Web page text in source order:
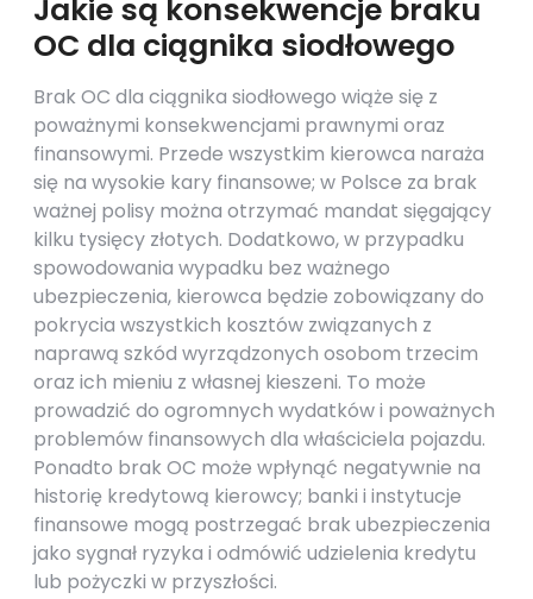
Jakie są konsekwencje braku
OC dla ciągnika siodłowego
Brak OC dla ciągnika siodłowego wiąże się z
poważnymi konsekwencjami prawnymi oraz
finansowymi. Przede wszystkim kierowca naraża
się na wysokie kary finansowe; w Polsce za brak
ważnej polisy można otrzymać mandat sięgający
kilku tysięcy złotych. Dodatkowo, w przypadku
spowodowania wypadku bez ważnego
ubezpieczenia, kierowca będzie zobowiązany do
pokrycia wszystkich kosztów związanych z
naprawą szkód wyrządzonych osobom trzecim
oraz ich mieniu z własnej kieszeni. To może
prowadzić do ogromnych wydatków i poważnych
problemów finansowych dla właściciela pojazdu.
Ponadto brak OC może wpłynąć negatywnie na
historię kredytową kierowcy; banki i instytucje
finansowe mogą postrzegać brak ubezpieczenia
jako sygnał ryzyka i odmówić udzielenia kredytu
lub pożyczki w przyszłości.